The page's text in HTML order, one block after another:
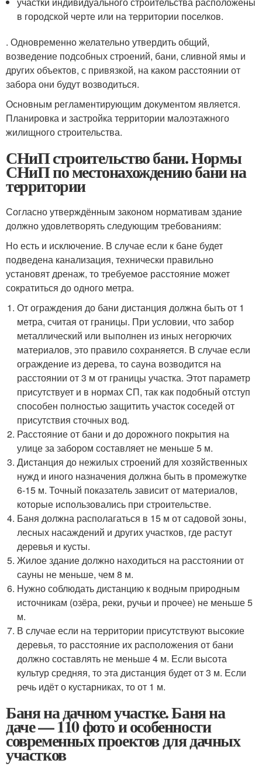
в городской черте или на территории поселков.
. Одновременно желательно утвердить общий,
возведение подсобных строений, бани, сливной ямы и
других объектов, с привязкой, на каком расстоянии от
забора они будут возводиться.
Основным регламентирующим документом является.
Планировка и застройка территории малоэтажного
жилищного строительства.
СНиП строительство бани. Нормы
СНиП по местонахождению бани на
территории
Согласно утверждённым законом нормативам здание
должно удовлетворять следующим требованиям:
Но есть и исключение. В случае если к бане будет
подведена канализация, технически правильно
установят дренаж, то требуемое расстояние может
сократиться до одного метра.
От ограждения до бани дистанция должна быть от 1
метра, считая от границы. При условии, что забор
металлический или выполнен из иных негорючих
материалов, это правило сохраняется. В случае если
ограждение из дерева, то сауна возводится на
расстоянии от 3 м от границы участка. Этот параметр
присутствует и в нормах СП, так как подобный отступ
способен полностью защитить участок соседей от
присутствия сточных вод.
Расстояние от бани и до дорожного покрытия на
улице за забором составляет не меньше 5 м.
Дистанция до нежилых строений для хозяйственных
нужд и иного назначения должна быть в промежутке
6-15 м. Точный показатель зависит от материалов,
которые использовались при строительстве.
Баня должна располагаться в 15 м от садовой зоны,
лесных насаждений и других участков, где растут
деревья и кусты.
Жилое здание должно находиться на расстоянии от
сауны не меньше, чем 8 м.
Нужно соблюдать дистанцию к водным природным
источникам (озёра, реки, ручьи и прочее) не меньше 5
м.
В случае если на территории присутствуют высокие
деревья, то расстояние их расположения от бани
должно составлять не меньше 4 м. Если высота
культур средняя, то эта дистанция будет от 3 м. Если
речь идёт о кустарниках, то от 1 м.
Баня на дачном участке. Баня на
даче — 110 фото и особенности
современных проектов для дачных
участков